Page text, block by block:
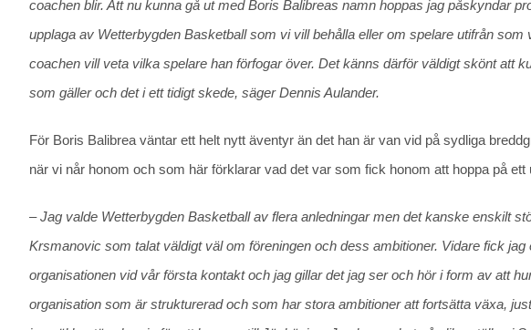
coachen blir. Att nu kunna gå ut med Boris Balibreas namn hoppas jag påskyndar
upplaga av Wetterbygden Basketball som vi vill behålla eller om spelare utifrån
coachen vill veta vilka spelare han förfogar över. Det känns därför väldigt skönt att
som gäller och det i ett tidigt skede, säger Dennis Aulander.
För Boris Balibrea väntar ett helt nytt äventyr än det han är van vid på sydliga
när vi når honom och som här förklarar vad det var som fick honom att hoppa på ett
– Jag valde Wetterbygden Basketball av flera anledningar men det kanske enskilt
Krsmanovic som talat väldigt väl om föreningen och dess ambitioner. Vidare fick
organisationen vid vår första kontakt och jag gillar det jag ser och hör i form av att
organisation som är strukturerad och som har stora ambitioner att fortsätta växa,